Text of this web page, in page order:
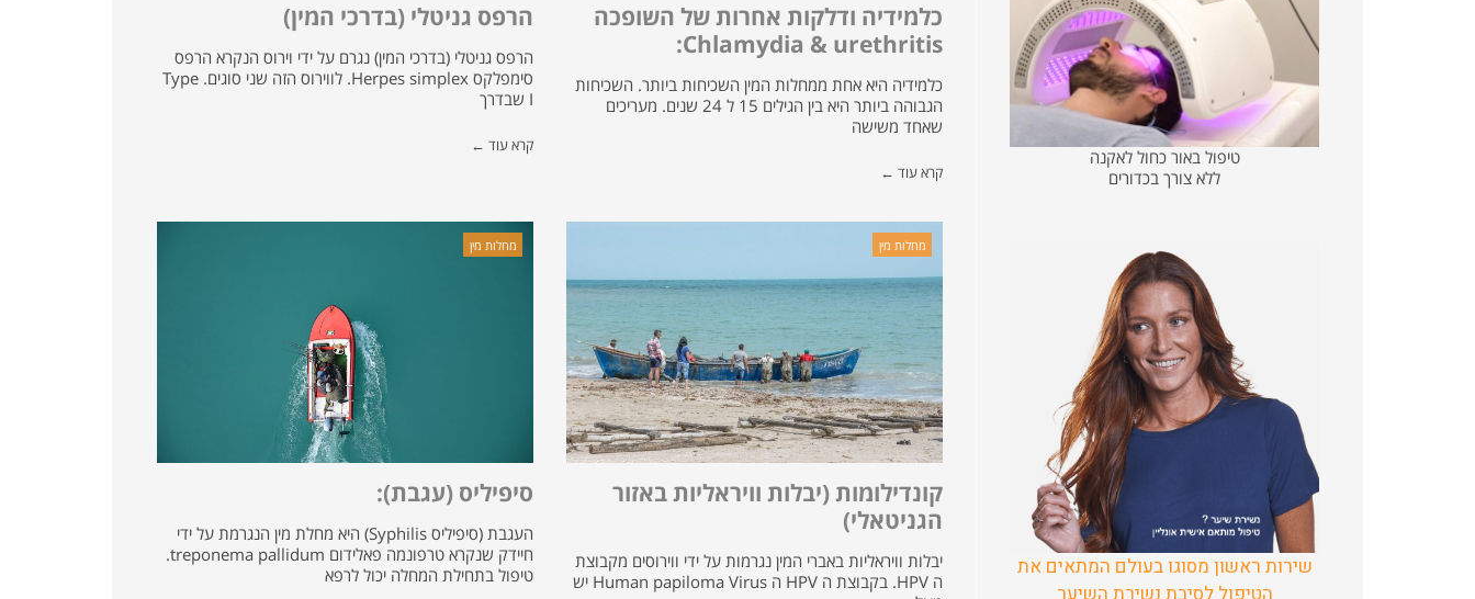
כלמידיה ודלקות אחרות של השופכה
Chlamydia & urethritis:
כלמידיה היא אחת ממחלות המין השכיחות ביותר. השכיחות
הגבוהה ביותר היא בין הגילים 15 ל 24 שנים. מעריכים
שאחד משישה
קרא עוד ←
הרפס גניטלי (בדרכי המין)
הרפס גניטלי (בדרכי המין) נגרם על ידי וירוס הנקרא הרפס
סימפלקס Herpes simplex. לווירוס הזה שני סוגים. Type
I שבדרך
קרא עוד ←
מחלות מין
קונדילומות (יבלות וויראליות באזור
הגניטאלי)
יבלות וויראליות באברי המין נגרמות על ידי ווירוסים מקבוצת
ה HPV. בקבוצת ה HPV ה Human papiloma Virus יש
מחלות מין
סיפיליס (עגבת):
העגבת (סיפיליס Syphilis) היא מחלת מין הנגרמת על ידי
חיידק שנקרא טרפונמה פאלידום treponema pallidum.
טיפול בתחילת המחלה יכול לרפא
טיפול באור כחול לאקנה
ללא צורך בכדורים
שירות ראשון מסוגו בעולם המתאים את